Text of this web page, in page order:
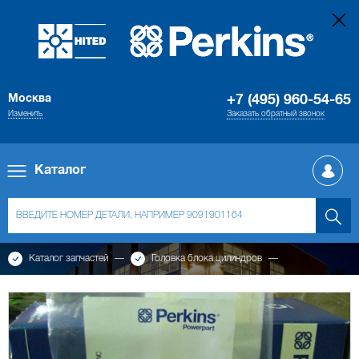
Москва
Изменить
+7 (495) 960-54-65
Заказать обратный звонок
Каталог
Каталог запчастей Головка блока цилиндров